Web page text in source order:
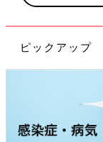
なので、ぜひダイ
※記事内容でご紹
があります。あら
※記事の内容は記
ます。
ピックアップ